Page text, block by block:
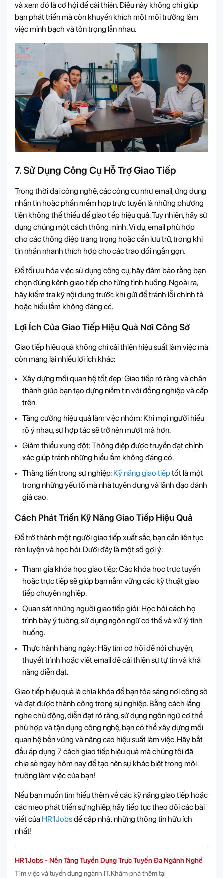
và xem đó là cơ hội để cải thiện. Điều này không chỉ giúp
bạn phát triển mà còn khuyến khích một môi trường làm
việc minh bạch và tôn trọng lẫn nhau.
7. Sử Dụng Công Cụ Hỗ Trợ Giao Tiếp
Trong thời đại công nghệ, các công cụ như email, ứng dụng
nhắn tin hoặc phần mềm họp trực tuyến là những phương
tiện không thể thiếu để giao tiếp hiệu quả. Tuy nhiên, hãy sử
dụng chúng một cách thông minh. Ví dụ, email phù hợp
cho các thông điệp trang trọng hoặc cần lưu trữ, trong khi
tin nhắn nhanh thích hợp cho các trao đổi ngắn gọn.
Để tối ưu hóa việc sử dụng công cụ, hãy đảm bảo rằng bạn
chọn đúng kênh giao tiếp cho từng tình huống. Ngoài ra,
hãy kiểm tra kỹ nội dung trước khi gửi để tránh lỗi chính tả
hoặc hiểu lầm không đáng có.
Lợi Ích Của Giao Tiếp Hiệu Quả Nơi Công Sở
Giao tiếp hiệu quả không chỉ cải thiện hiệu suất làm việc mà
còn mang lại nhiều lợi ích khác:
Xây dựng mối quan hệ tốt đẹp: Giao tiếp rõ ràng và chân
thành giúp bạn tạo dựng niềm tin với đồng nghiệp và cấp
trên.
Tăng cường hiệu quả làm việc nhóm: Khi mọi người hiểu
rõ ý nhau, sự hợp tác sẽ trở nên mượt mà hơn.
Giảm thiểu xung đột: Thông điệp được truyền đạt chính
xác giúp tránh những hiểu lầm không đáng có.
Thăng tiến trong sự nghiệp: Kỹ năng giao tiếptốt là một
trong những yếu tố mà nhà tuyển dụng và lãnh đạo đánh
giá cao.
Cách Phát Triển Kỹ Năng Giao Tiếp Hiệu Quả
Để trở thành một người giao tiếp xuất sắc, bạn cần liên tục
rèn luyện và học hỏi. Dưới đây là một số gợi ý:
Tham gia khóa học giao tiếp: Các khóa học trực tuyến
hoặc trực tiếp sẽ giúp bạn nắm vững các kỹ thuật giao
tiếp chuyên nghiệp.
Quan sát những người giao tiếp giỏi: Học hỏi cách họ
trình bày ý tưởng, sử dụng ngôn ngữ cơ thể và xử lý tình
huống.
Thực hành hàng ngày: Hãy tìm cơ hội để nói chuyện,
thuyết trình hoặc viết email để cải thiện sự tự tin và khả
năng diễn đạt.
Giao tiếp hiệu quả là chìa khóa để bạn tỏa sáng nơi công sở
và đạt được thành công trong sự nghiệp. Bằng cách lắng
nghe chủ động, diễn đạt rõ ràng, sử dụng ngôn ngữ cơ thể
phù hợp và tận dụng công nghệ, bạn có thể xây dựng mối
quan hệ bền vững và nâng cao hiệu suất làm việc. Hãy bắt
đầu áp dụng 7 cách giao tiếp hiệu quả mà chúng tôi đã
chia sẻ ngay hôm nay để tạo nên sự khác biệt trong môi
trường làm việc của bạn!
Nếu bạn muốn tìm hiểu thêm về các kỹ năng giao tiếp hoặc
các mẹo phát triển sự nghiệp, hãy tiếp tục theo dõi các bài
viết của HR1Jobsđể cập nhật những thông tin hữu ích
nhất!
HR1Jobs - Nền Tảng Tuyển Dụng Trực Tuyến Đa Ngành Nghề
Tìm việc và tuyển dụng ngành IT. Khám phá thêm tại